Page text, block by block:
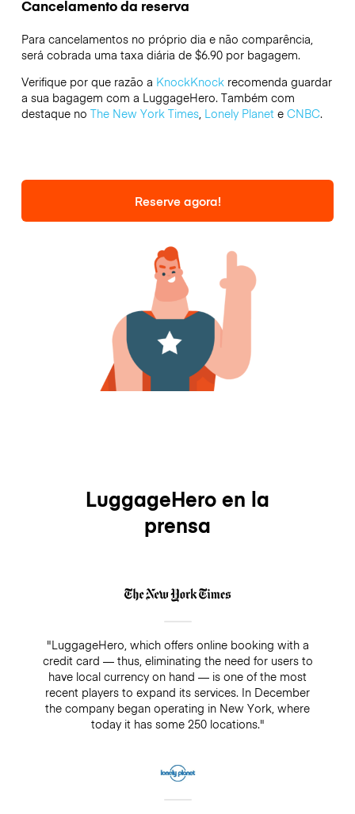
Cancelamento da reserva
Para cancelamentos no próprio dia e não comparência,
será cobrada uma taxa diária de $6.90 por bagagem.
Verifique por que razão a KnockKnockrecomenda guardar
a sua bagagem com a LuggageHero. Também com
destaque no The New York Times, Lonely Planete CNBC.
Reserve agora!
LuggageHero en la
prensa
"LuggageHero, which offers online booking with a
credit card — thus, eliminating the need for users to
have local currency on hand — is one of the most
recent players to expand its services. In December
the company began operating in New York, where
today it has some 250 locations."